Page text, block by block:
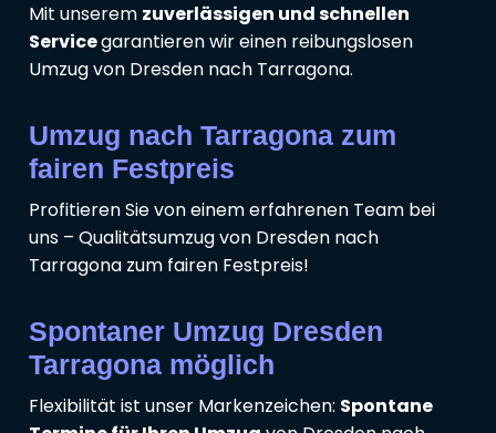
Mit unserem zuverlässigen und schnellen
Servicegarantieren wir einen reibungslosen
Umzug von Dresden nach Tarragona.
Umzug nach Tarragona zum
fairen Festpreis
Profitieren Sie von einem erfahrenen Team bei
uns – Qualitätsumzug von Dresden nach
Tarragona zum fairen Festpreis!
Spontaner Umzug Dresden
Tarragona möglich
Flexibilität ist unser Markenzeichen: Spontane